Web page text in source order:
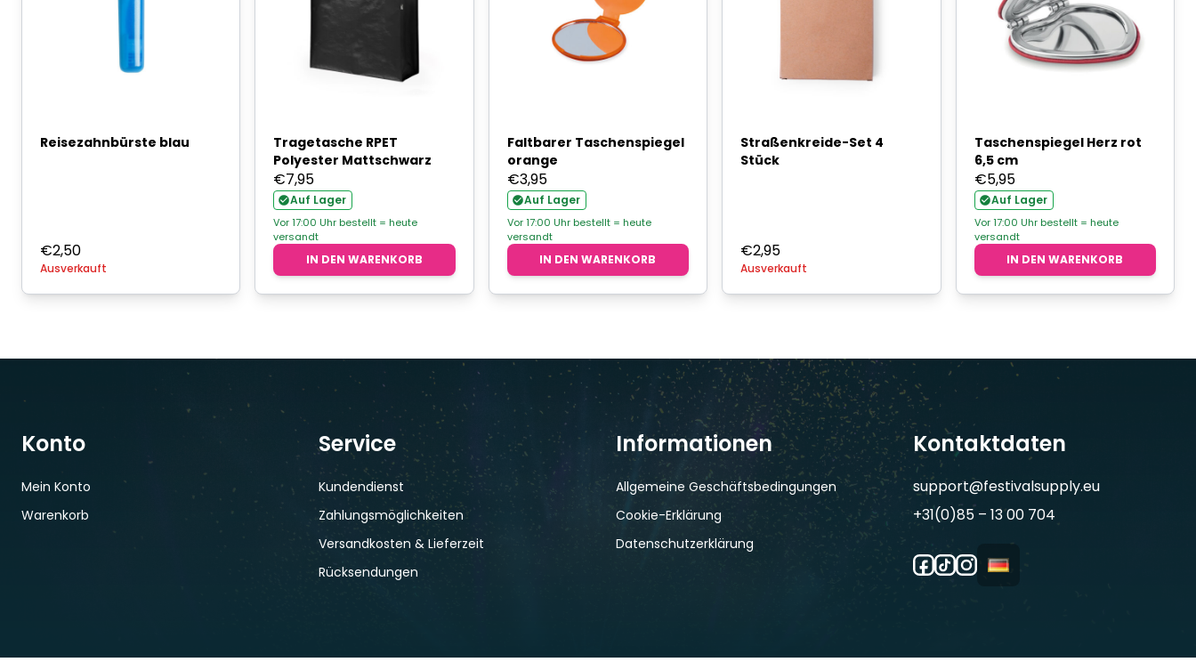
Reisezahnbürste blau
€2,50
Ausverkauft
Tragetasche RPET
Polyester Mattschwarz
€7,95
Auf Lager
Vor 17:00 Uhr bestellt = heute
versandt
IN DEN WARENKORB
Faltbarer Taschenspiegel
orange
€3,95
Auf Lager
Vor 17:00 Uhr bestellt = heute
versandt
IN DEN WARENKORB
Straßenkreide-Set 4
Stück
€2,95
Ausverkauft
Taschenspiegel Herz rot
6,5 cm
€5,95
Auf Lager
Vor 17:00 Uhr bestellt = heute
versandt
IN DEN WARENKORB
Konto
Mein Konto
Warenkorb
Service
Kundendienst
Zahlungsmöglichkeiten
Versandkosten & Lieferzeit
Rücksendungen
Informationen
Allgemeine Geschäftsbedingungen
Cookie-Erklärung
Datenschutzerklärung
Kontaktdaten
support@festivalsupply.eu
+31(0)85 – 13 00 704